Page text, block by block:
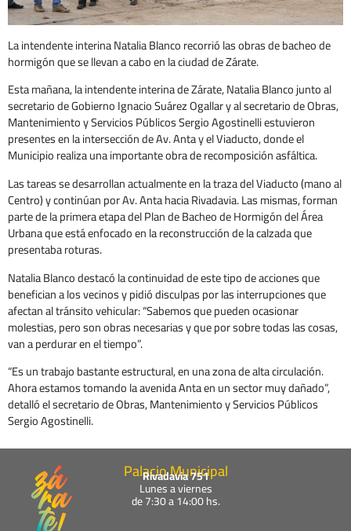
La intendente interina Natalia Blanco recorrió las obras de bacheo de
hormigón que se llevan a cabo en la ciudad de Zárate.
Esta mañana, la intendente interina de Zárate, Natalia Blanco junto al
secretario de Gobierno Ignacio Suárez Ogallar y al secretario de Obras,
Mantenimiento y Servicios Públicos Sergio Agostinelli estuvieron
presentes en la intersección de Av. Anta y el Viaducto, donde el
Municipio realiza una importante obra de recomposición asfáltica.
Las tareas se desarrollan actualmente en la traza del Viaducto (mano al
Centro) y continúan por Av. Anta hacia Rivadavia. Las mismas, forman
parte de la primera etapa del Plan de Bacheo de Hormigón del Área
Urbana que está enfocado en la reconstrucción de la calzada que
presentaba roturas.
Natalia Blanco destacó la continuidad de este tipo de acciones que
benefician a los vecinos y pidió disculpas por las interrupciones que
afectan al tránsito vehicular: “Sabemos que pueden ocasionar
molestias, pero son obras necesarias y que por sobre todas las cosas,
van a perdurar en el tiempo”.
“Es un trabajo bastante estructural, en una zona de alta circulación.
Ahora estamos tomando la avenida Anta en un sector muy dañado”,
detalló el secretario de Obras, Mantenimiento y Servicios Públicos
Sergio Agostinelli.
Palacio Municipal
Rivadavia 751
Lunes a viernes
de 7:30 a 14:00 hs.